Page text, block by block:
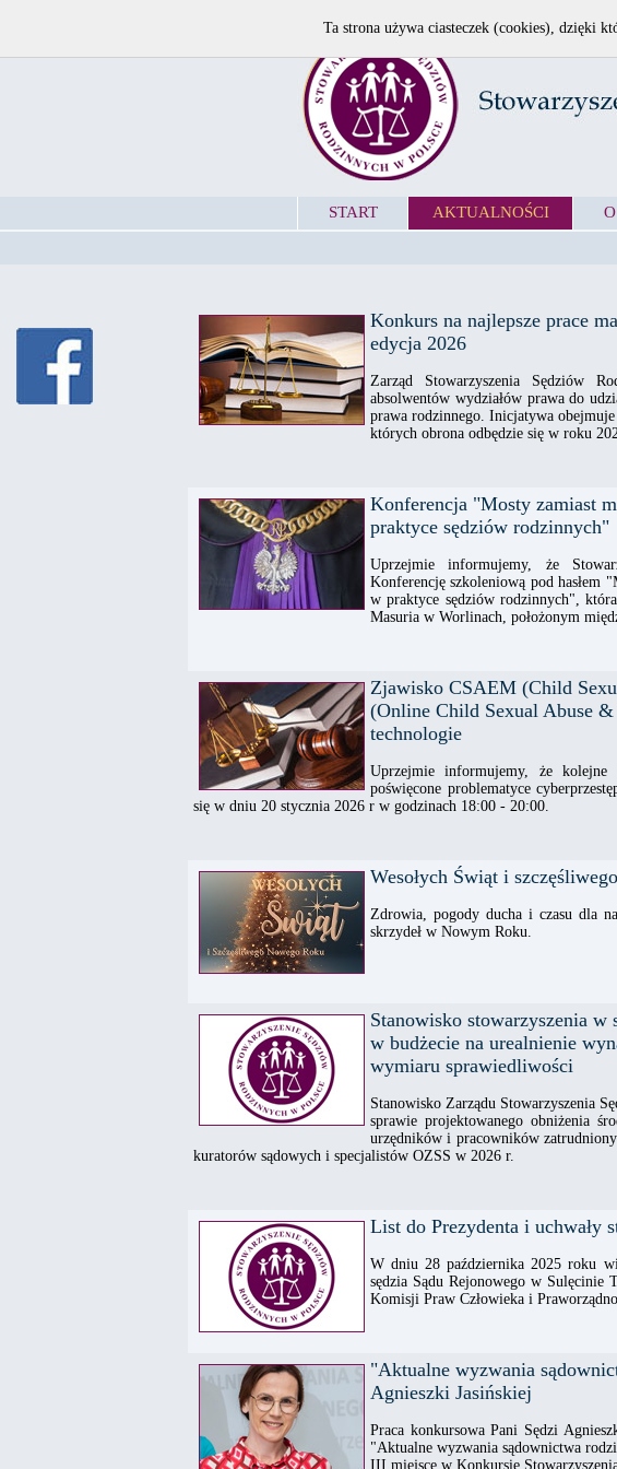
START AKTUALNOŚCI
Konkurs na najlepsze prace
edycja 2026
Zarząd Stowarzyszenia Sędziów
absolwentów wydziałów prawa do
prawa rodzinnego. Inicjatywa
których obrona odbędzie się w roku
Konferencja "Mosty zamiast
praktyce sędziów rodzinnych"
Uprzejmie informujemy, że
Konferencję szkoleniową pod hasłem
w praktyce sędziów rodzinnych",
Masuria w Worlinach, położonym
Zjawisko CSAEM (Child
(Online Child Sexual Abuse
technologie
Uprzejmie informujemy, że kolejne
poświęcone problematyce
się w dniu 20 stycznia 2026 r w godzinach 18:00 - 20:00.
Wesołych Świąt i
Zdrowia, pogody ducha i czasu dla
skrzydeł w Nowym Roku.
Stanowisko stowarzyszenia
w budżecie na urealnienie
wymiaru sprawiedliwości
Stanowisko Zarządu Stowarzyszenia
sprawie projektowanego obniżenia
urzędników i pracowników
kuratorów sądowych i specjalistów OZSS w 2026 r.
List do Prezydenta i uchwały
W dniu 28 października 2025 roku
sędzia Sądu Rejonowego w Sulęcinie
Komisji Praw Człowieka i
"Aktualne wyzwania
Agnieszki Jasińskiej
Praca konkursowa Pani Sędzi
"Aktualne wyzwania sądownictwa
III miejsce w Konkursie
Ta strona używa ciasteczek (cookies), dzięki